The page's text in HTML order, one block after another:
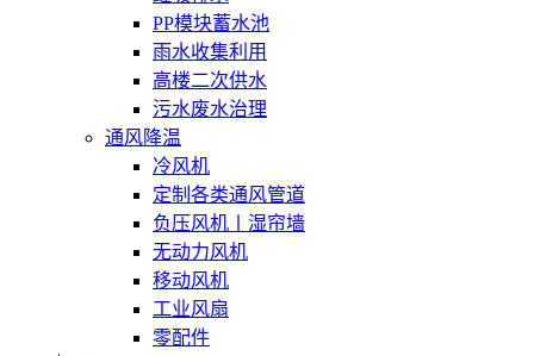
PP模块蓄水池
雨水收集利用
高楼二次供水
污水废水治理
通风降温
冷风机
定制各类通风管道
负压风机〡湿帘墙
无动力风机
移动风机
工业风扇
零配件